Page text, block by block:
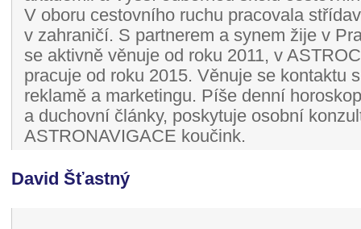
V oboru cestovního ruchu pracovala
v zahraničí. S partnerem a synem žije v
se aktivně věnuje od roku 2011, v
pracuje od roku 2015. Věnuje se kontaktu
reklamě a marketingu. Píše denní
a duchovní články, poskytuje osobní
ASTRONAVIGACE koučink.
David Šťastný